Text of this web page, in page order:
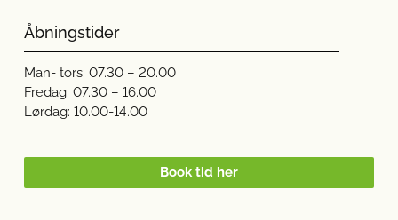
Åbningstider
Man- tors: 07.30 – 20.00
Fredag: 07.30 – 16.00
Lørdag: 10.00-14.00
Book tid her